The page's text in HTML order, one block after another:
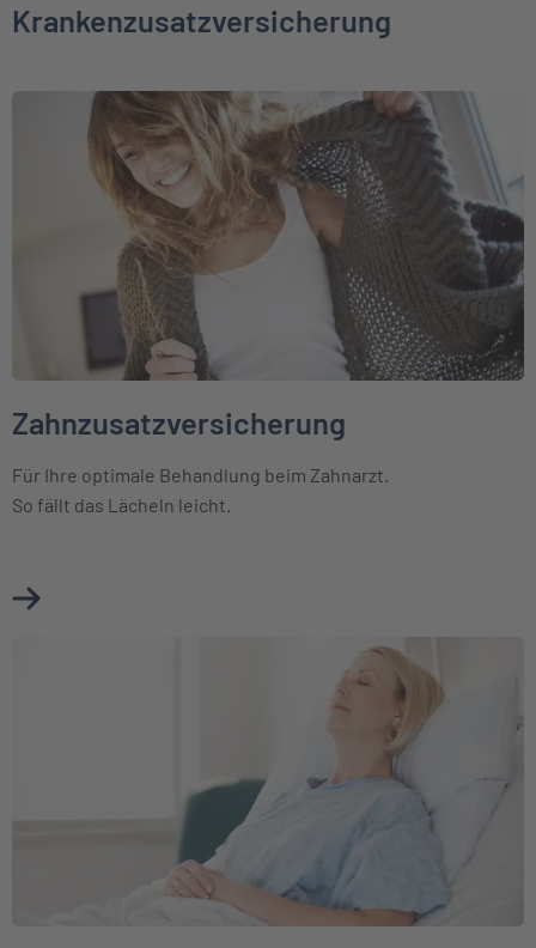
Krankenzusatzversicherung
Weiter zu Zahnzusatzversicherung
Zahnzusatzversicherung
Für Ihre optimale Behandlung beim Zahnarzt.
So fällt das Lächeln leicht.
Mehr über Zahnzusatzversicherung erfahren
Weiter zu Krankenhauszusatzversicherung